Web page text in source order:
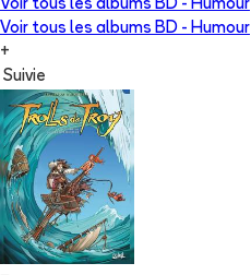
Voir tous les albums BD - Humour
Voir tous les albums BD - Humour
+
Suivie